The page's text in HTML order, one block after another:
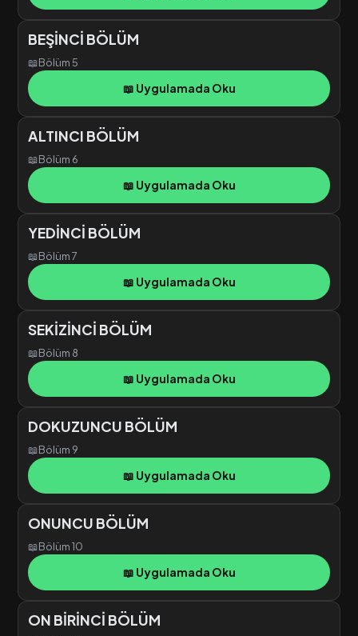
BEŞİNCİ BÖLÜM
📖Bölüm 5
📖 Uygulamada Oku
ALTINCI BÖLÜM
📖Bölüm 6
📖 Uygulamada Oku
YEDİNCİ BÖLÜM
📖Bölüm 7
📖 Uygulamada Oku
SEKİZİNCİ BÖLÜM
📖Bölüm 8
📖 Uygulamada Oku
DOKUZUNCU BÖLÜM
📖Bölüm 9
📖 Uygulamada Oku
ONUNCU BÖLÜM
📖Bölüm 10
📖 Uygulamada Oku
ON BİRİNCİ BÖLÜM